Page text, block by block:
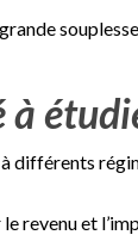
à
différents
revenu et